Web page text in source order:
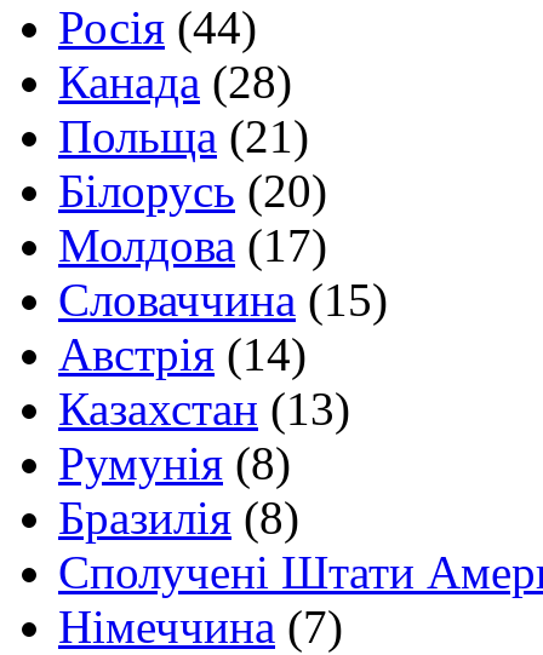
Росія (44)
Канада (28)
Польща (21)
Білорусь (20)
Молдова (17)
Словаччина (15)
Австрія (14)
Казахстан (13)
Румунія (8)
Бразилія (8)
Сполучені Штати
Німеччина (7)